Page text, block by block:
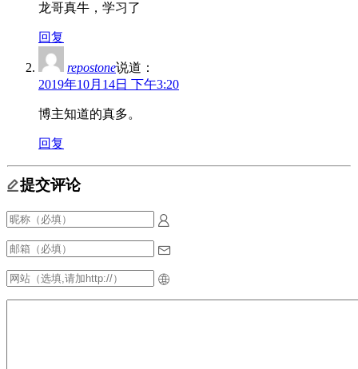
龙哥真牛，学习了
回复
repostone说道：
2019年10月14日 下午3:20
博主知道的真多。
回复
提交评论